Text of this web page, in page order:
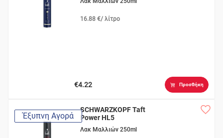
16.88 €/ λίτρο
€4.22 Προσθήκη
Έξυπνη Αγορά
SCHWARZKOPF Taft
Power HL5
Λακ Μαλλιών 250ml